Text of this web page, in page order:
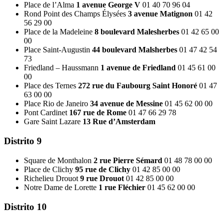
Place de l’Alma 1 avenue George V 01 40 70 96 04
Rond Point des Champs Élysées 3 avenue Matignon 01 42
56 29 00
Place de la Madeleine 8 boulevard Malesherbes 01 42 65 00
00
Place Saint-Augustin 44 boulevard Malsherbes 01 47 42 54
73
Friedland – Haussmann 1 avenue de Friedland 01 45 61 00
00
Place des Ternes 272 rue du Faubourg Saint Honoré 01 47
63 00 00
Place Rio de Janeiro 34 avenue de Messine 01 45 62 00 00
Pont Cardinet 167 rue de Rome 01 47 66 29 78
Gare Saint Lazare 13 Rue d’Amsterdam
Distrito 9
Square de Monthalon 2 rue Pierre Sémard 01 48 78 00 00
Place de Clichy 95 rue de Clichy 01 42 85 00 00
Richelieu Drouot 9 rue Drouot 01 42 85 00 00
Notre Dame de Lorette 1 rue Fléchier 01 45 62 00 00
Distrito 10